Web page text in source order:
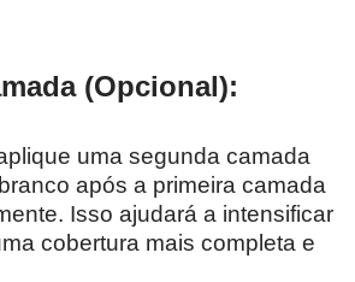
(Opcional):
uma segunda camada
após a primeira camada
Isso ajudará a intensificar
cobertura mais completa e